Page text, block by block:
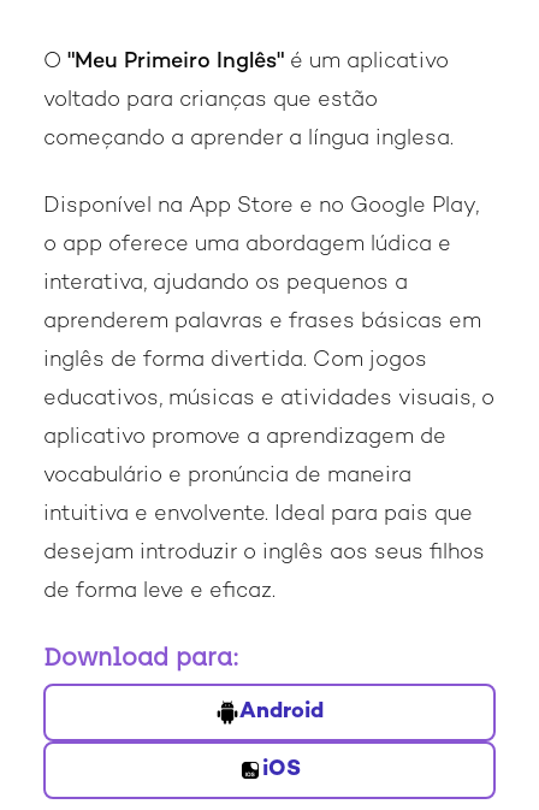
O "Meu Primeiro Inglês" é um aplicativo
voltado para crianças que estão
começando a aprender a língua inglesa.
Disponível na App Store e no Google Play,
o app oferece uma abordagem lúdica e
interativa, ajudando os pequenos a
aprenderem palavras e frases básicas em
inglês de forma divertida. Com jogos
educativos, músicas e atividades visuais, o
aplicativo promove a aprendizagem de
vocabulário e pronúncia de maneira
intuitiva e envolvente. Ideal para pais que
desejam introduzir o inglês aos seus filhos
de forma leve e eficaz.
Download para:
Android
iOS